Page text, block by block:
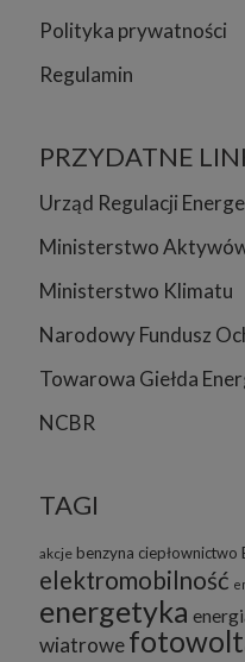
Polityka prywatności
Regulamin
PRZYDATNE
Urząd Regulacji
Ministerstwo
Ministerstwo Klimatu
Narodowy Fundusz
Towarowa Giełda
NCBR
TAGI
akcje benzyna ciepłownictwo
elektromobilność
energetyka
wiatrowe